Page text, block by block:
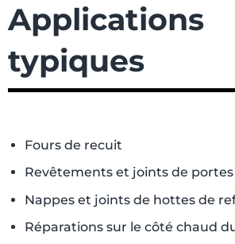
Applications
typiques
Fours de recuit
Revêtements et joints de
Nappes et joints de hottes de
Réparations sur le côté chaud